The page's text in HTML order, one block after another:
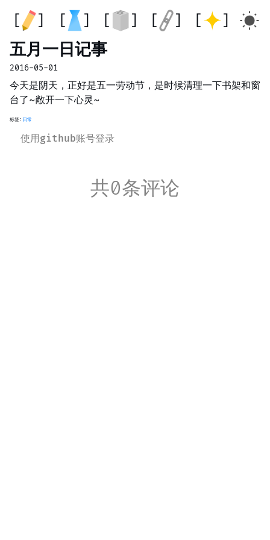
五月一日记事
2016-05-01
今天是阴天，正好是五一劳动节，是时候清理一下书架和窗
台了~敞开一下心灵~
标签: 日常
使用github账号登录
共0条评论